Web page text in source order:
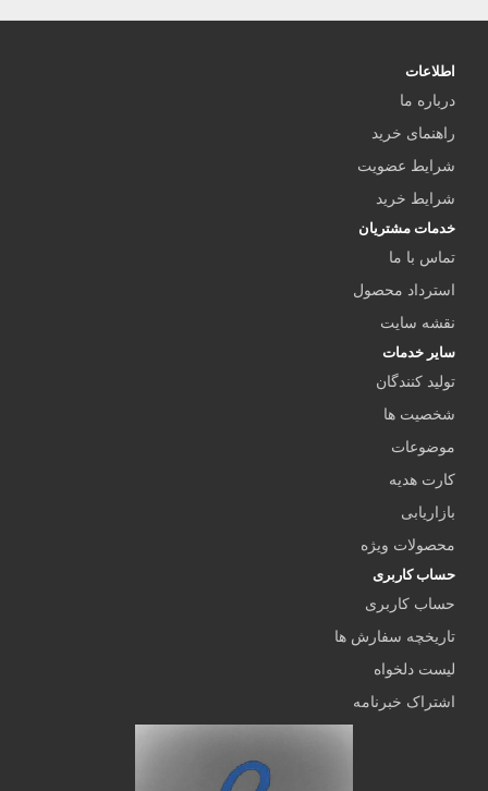
اطلاعات
درباره ما
راهنمای خرید
شرایط عضویت
شرایط خرید
خدمات مشتریان
تماس با ما
استرداد محصول
نقشه سایت
سایر خدمات
تولید کنندگان
شخصیت ها
موضوعات
کارت هدیه
بازاریابی
محصولات ویژه
حساب کاربری
حساب کاربری
تاریخچه سفارش ها
لیست دلخواه
اشتراک خبرنامه